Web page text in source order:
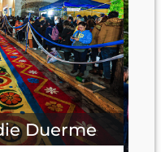
Duerme